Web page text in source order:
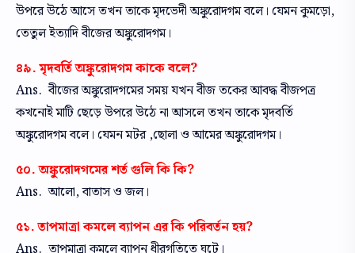
উপরে উঠে আসে তখন তাকে মৃদভেদী অঙ্কুরোদগম বলে। যেমন কুমড়ো,
তেতুল ইত্যাদি বীজের অঙ্কুরোদগম।
৪৯. মৃদবর্তি অঙ্কুরোদগম কাকে বলে?
Ans. বীজের অঙ্কুরোদগমের সময় যখন বীজ তকের আবদ্ধ বীজপত্র
কখনোই মাটি ছেড়ে উপরে উঠে না আসলে তখন তাকে মৃদবর্তি
অঙ্কুরোদগম বলে। যেমন মটর ,ছোলা ও আমের অঙ্কুরোদগম।
৫০. অঙ্কুরোদগমের শর্ত গুলি কি কি?
Ans. আলো, বাতাস ও জল।
৫১. তাপমাত্রা কমলে ব্যাপন এর কি পরিবর্তন হয়?